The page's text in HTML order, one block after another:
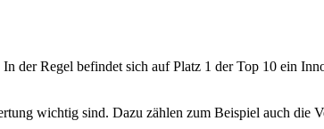
In der Regel befindet sich auf Platz 1 der Top 10 ein
wichtig sind. Dazu zählen zum Beispiel auch die